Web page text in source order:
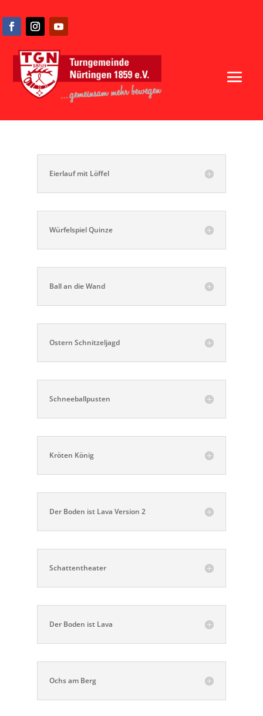
Eierlauf mit Löffel
Würfelspiel Quinze
Ball an die Wand
Ostern Schnitzeljagd
Schneeballpusten
Kröten König
Der Boden ist Lava Version 2
Schattentheater
Der Boden ist Lava
Ochs am Berg